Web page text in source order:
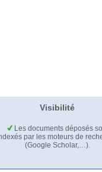
Visibilité
Les documents déposés
par les moteurs de
(Google Scholar,…).